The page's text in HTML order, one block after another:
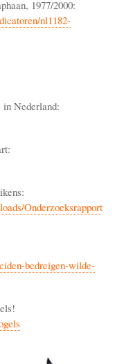
1977/2000:
nl1182-
in Nederland:
Onderzoeksrapport
bedreigen-wilde-